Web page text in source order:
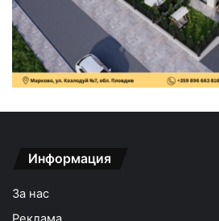
Информация
За нас